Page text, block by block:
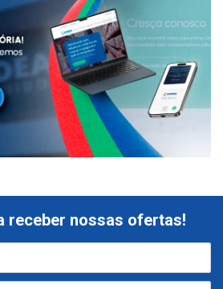
receber nossas ofertas!